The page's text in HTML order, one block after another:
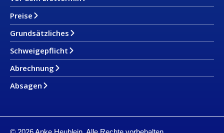
Preise
Grundsätzliches
Schweigepflicht
Abrechnung
Absagen